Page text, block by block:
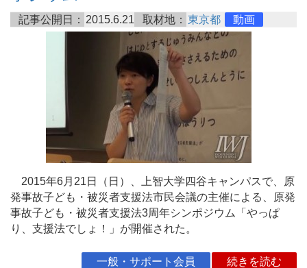
記事公開日： 2015.6.21 取材地： 東京都 動画
2015年6月21日（日）、上智大学四谷キャンパスで、原
発事故子ども・被災者支援法市民会議の主催による、原発
事故子ども・被災者支援法3周年シンポジウム「やっぱ
り、支援法でしょ！」が開催された。
一般・サポート会員 続きを読む